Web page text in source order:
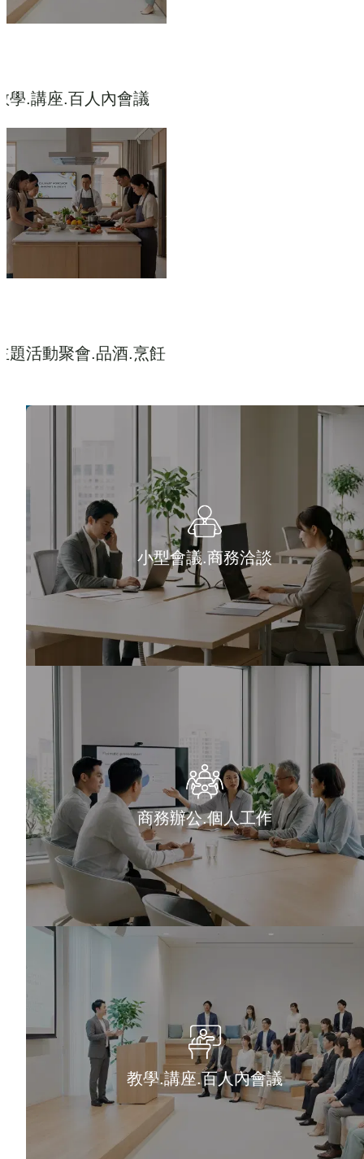
學.講座.百人內會議
題活動聚會.品酒.烹飪
小型會議.商務洽談
商務辦公.個人工作
教學.講座.百人內會議